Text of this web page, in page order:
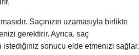
Saçınızın uzamasıyla birlikte
gerektirir. Ayrıca, saç
istediğiniz sonucu elde etmenizi sağlar.